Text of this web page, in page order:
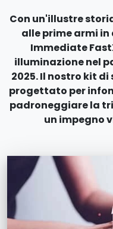
Con un'illustre
alle prime armi
Immediate
illuminazione nel
2025. Il nostro kit
progettato per
padroneggiare la
un impegno